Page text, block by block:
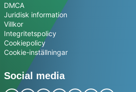
DMCA
Juridisk information
Villkor
Integritetspolicy
Cookiepolicy
Cookie-inställningar
Social media